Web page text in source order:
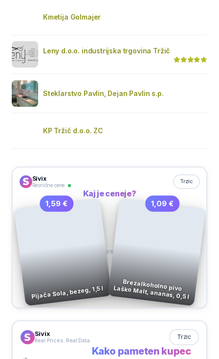
Kmetija Golmajer
Leny d.o.o. industrijska trgovina Tržič
Steklarstvo Pavlin, Dejan Pavlin s.p.
KP Tržič d.o.o. ZC
Sivix
Resnične cene
Trzic
Kaj je ceneje?
1,59 €
Pijača Sola, bezeg, 1,5 l
VS
1,09 €
Brezalkoholno pivo Laško Malt, ananas, 0,5 l
Sivix
Real Prices. Real Data Trzic
Kako pameten kupec